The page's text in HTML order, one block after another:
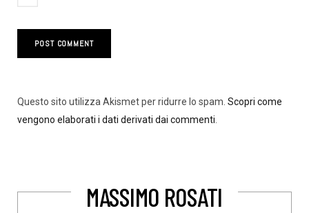
Questo sito utilizza Akismet per ridurre lo spam. Scopri come
vengono elaborati i dati derivati dai commenti
MASSIMO ROSATI